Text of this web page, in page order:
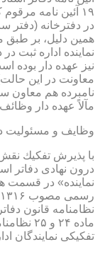
۱۹ آئین نامه
در دفترخانه (دفتر
نماینده اداره ثبت در
نیز عهده دار بوده
معاونت در این
نامبرده هم معاون
مآلاً عهده دار
وظایف و مسئولیت
با پذیرش تفكیك
درون نهادی دفاتر
نماینده» در قسمت
ماده
تفكیكی نمایندگان